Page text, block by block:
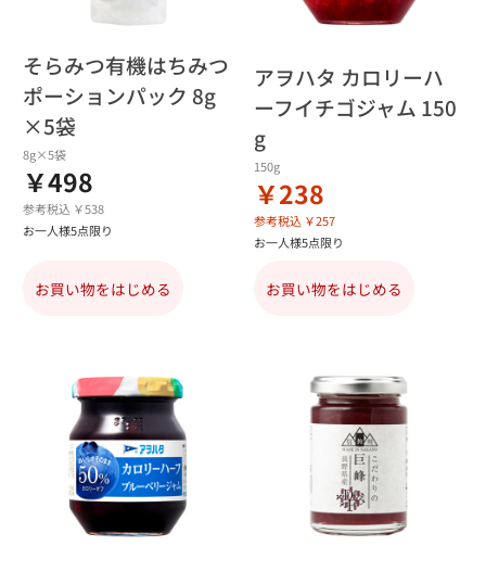
そらみつ有機はちみつ
ポーションパック 8g
×5袋
8g×5袋
￥498
参考税込 ￥538
お一人様5点限り
お買い物をはじめる
アヲハタ カロリーハ
ーフイチゴジャム 150
g
150g
￥238
参考税込 ￥257
お一人様5点限り
お買い物をはじめる